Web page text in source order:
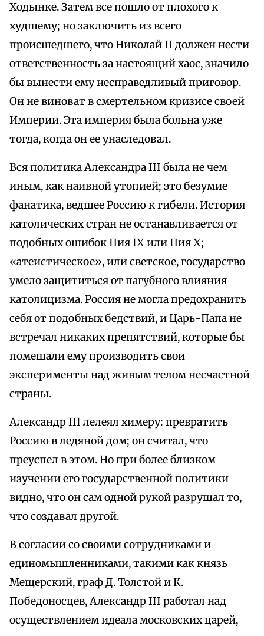
Ходынке. Затем все пошло от плохого к
худшему; но заключить из всего
происшедшего, что Николай II должен нести
ответственность за настоящий хаос, значило
бы вынести ему несправедливый приговор.
Он не виноват в смертельном кризисе своей
Империи. Эта империя была больна уже
тогда, когда он ее унаследовал.
Вся политика Александра III была не чем
иным, как наивной утопией; это безумие
фанатика, ведшее Россию к гибели. История
католических стран не останавливается от
подобных ошибок Пия IX или Пия X;
«атеистическое», или светское, государство
умело защититься от пагубного влияния
католицизма. Россия не могла предохранить
себя от подобных бедствий, и Царь-Папа не
встречал никаких препятствий, которые бы
помешали ему производить свои
эксперименты над живым телом несчастной
страны.
Александр III лелеял химеру: превратить
Россию в ледяной дом; он считал, что
преуспел в этом. Но при более близком
изучении его государственной политики
видно, что он сам одной рукой разрушал то,
что создавал другой.
В согласии со своими сотрудниками и
единомышленниками, такими как князь
Мещерский, граф Д. Толстой и К.
Победоносцев, Александр III работал над
осуществлением идеала московских царей,